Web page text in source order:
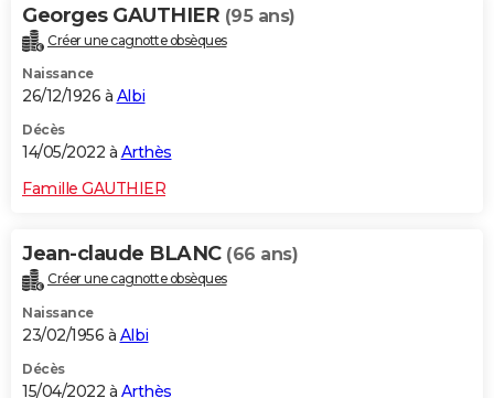
Georges GAUTHIER (95 ans)
Créer une cagnotte obsèques
Naissance
26/12/1926 à Albi
Décès
14/05/2022 à Arthès
Famille GAUTHIER
Jean-claude BLANC (66 ans)
Créer une cagnotte obsèques
Naissance
23/02/1956 à Albi
Décès
15/04/2022 à Arthès